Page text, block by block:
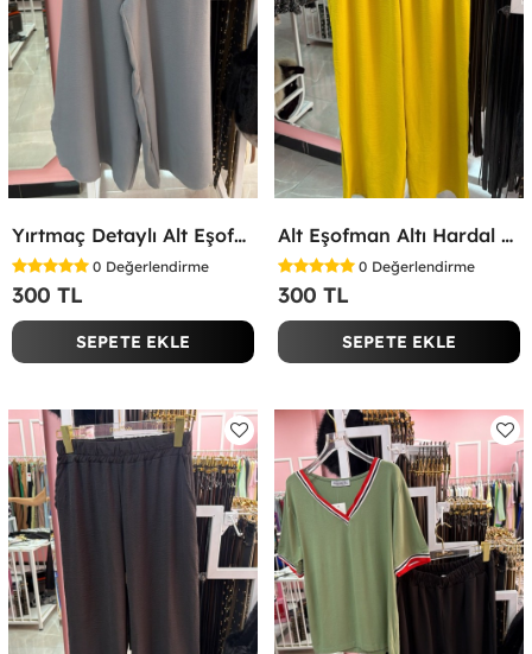
Yırtmaç Detaylı Alt Eşofman Altı Gri
0 Değerlendirme
300 TL
SEPETE EKLE
Alt Eşofman Altı Hardal Sarısı
0 Değerlendirme
300 TL
SEPETE EKLE